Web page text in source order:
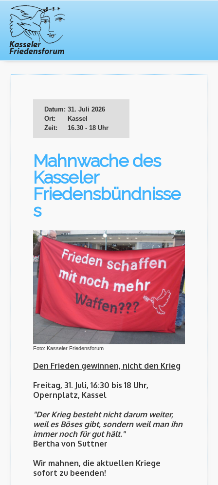
Datum: 31. Juli 2026
Ort:
Kassel
Zeit:
16.30 - 18 Uhr
Mahnwache des
Kasseler
Friedensbündnisse
s
Foto: Kasseler Friedensforum
Den Frieden gewinnen, nicht den Krieg
Freitag, 31. Juli, 16:30 bis 18 Uhr,
Opernplatz, Kassel
"Der Krieg besteht nicht darum weiter,
weil es Böses gibt, sondern weil man ihn
immer noch für gut hält."
Bertha von Suttner
Wir mahnen, die aktuellen Kriege
sofort zu beenden!